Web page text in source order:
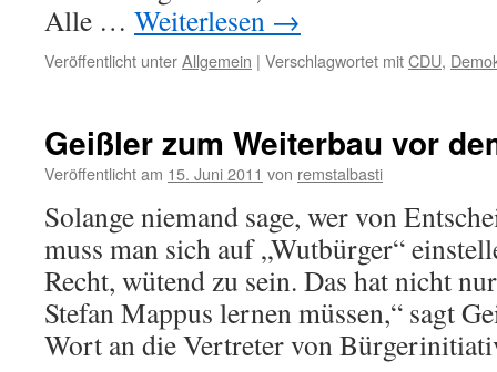
Alle … Weiterlesen →
Veröffentlicht unterAllgemein | Verschlagwortet mitCDU,
Geißler zum Weiterbau vor
Veröffentlicht am 15. Juni 2011 von remstalbasti
Solange niemand sage, wer von
muss man sich auf „Wutbürger“
Recht, wütend zu sein. Das hat nicht
Stefan Mappus lernen müssen,“ sagt
Wort an die Vertreter von